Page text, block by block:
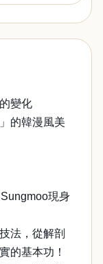
變化
的韓漫風美
現身
法，從解剖
的基本功！